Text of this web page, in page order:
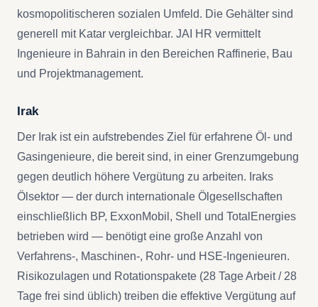
kosmopolitischeren sozialen Umfeld. Die Gehälter sind
generell mit Katar vergleichbar. JAI HR vermittelt
Ingenieure in Bahrain in den Bereichen Raffinerie, Bau
und Projektmanagement.
Irak
Der Irak ist ein aufstrebendes Ziel für erfahrene Öl- und
Gasingenieure, die bereit sind, in einer Grenzumgebung
gegen deutlich höhere Vergütung zu arbeiten. Iraks
Ölsektor — der durch internationale Ölgesellschaften
einschließlich BP, ExxonMobil, Shell und TotalEnergies
betrieben wird — benötigt eine große Anzahl von
Verfahrens-, Maschinen-, Rohr- und HSE-Ingenieuren.
Risikozulagen und Rotationspakete (28 Tage Arbeit / 28
Tage frei sind üblich) treiben die effektive Vergütung auf